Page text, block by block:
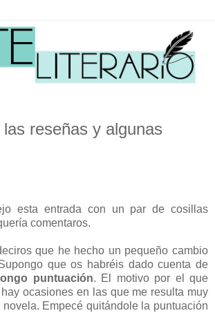
reseñas y algunas
esta entrada con un par de cosillas
comentaros.
que he hecho un pequeño cambio
que os habréis dado cuenta de
puntuación. El motivo por el que
ocasiones en las que me resulta muy
Empecé quitándole la puntuación